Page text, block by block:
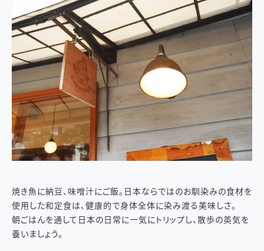
焼き魚に納豆、味噌汁にご飯。日本ならではのお馴染みの食材を
使用した和定食は、健康的で身体全体に染み渡る美味しさ。
朝ごはんを通して日本の日常に一気にトリップし、散歩の英気を
養いましょう。